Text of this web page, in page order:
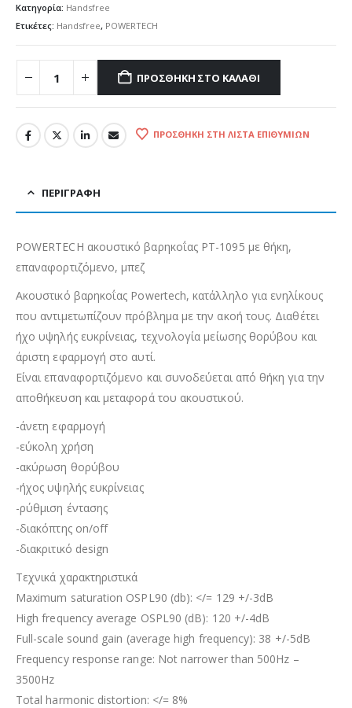
Κατηγορία: Handsfree
Ετικέτες: Handsfree, POWERTECH
ΠΡΟΣΘΉΚΗ ΣΤΟ ΚΑΛΆΘΙ
ΠΡΟΣΘΉΚΗ ΣΤΗ ΛΊΣΤΑ ΕΠΙΘΥΜΙΏΝ
ΠΕΡΙΓΡΑΦΉ
POWERTECH ακουστικό βαρηκοΐας PT-1095 με θήκη,
επαναφορτιζόμενο, μπεζ
Ακουστικό βαρηκοΐας Powertech, κατάλληλο για ενηλίκους
που αντιμετωπίζουν πρόβλημα με την ακοή τους. Διαθέτει
ήχο υψηλής ευκρίνειας, τεχνολογία μείωσης θορύβου και
άριστη εφαρμογή στο αυτί.
Είναι επαναφορτιζόμενο και συνοδεύεται από θήκη για την
αποθήκευση και μεταφορά του ακουστικού.
-άνετη εφαρμογή
-εύκολη χρήση
-ακύρωση θορύβου
-ήχος υψηλής ευκρίνειας
-ρύθμιση έντασης
-διακόπτης on/off
-διακριτικό design
Τεχνικά χαρακτηριστικά
Maximum saturation OSPL90 (db): </= 129 +/-3dB
High frequency average OSPL90 (dB): 120 +/-4dB
Full-scale sound gain (average high frequency): 38 +/-5dB
Frequency response range: Not narrower than 500Hz –
3500Hz
Total harmonic distortion: </= 8%